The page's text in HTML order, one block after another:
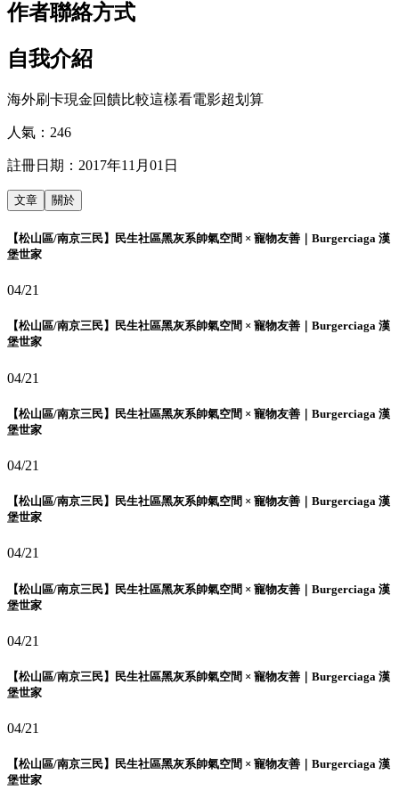
作者聯絡方式
自我介紹
海外刷卡現金回饋比較這樣看電影超划算
人氣： 246
註冊日期： 2017年11月01日
文章 關於
【松山區/南京三民】民生社區黑灰系帥氣空間 × 寵物友善｜Burgerciaga 漢
堡世家
04/21
【松山區/南京三民】民生社區黑灰系帥氣空間 × 寵物友善｜Burgerciaga 漢
堡世家
04/21
【松山區/南京三民】民生社區黑灰系帥氣空間 × 寵物友善｜Burgerciaga 漢
堡世家
04/21
【松山區/南京三民】民生社區黑灰系帥氣空間 × 寵物友善｜Burgerciaga 漢
堡世家
04/21
【松山區/南京三民】民生社區黑灰系帥氣空間 × 寵物友善｜Burgerciaga 漢
堡世家
04/21
【松山區/南京三民】民生社區黑灰系帥氣空間 × 寵物友善｜Burgerciaga 漢
堡世家
04/21
【松山區/南京三民】民生社區黑灰系帥氣空間 × 寵物友善｜Burgerciaga 漢
堡世家